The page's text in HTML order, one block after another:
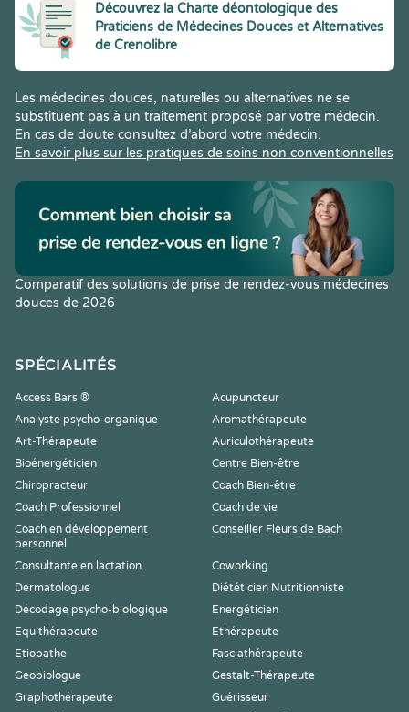
Découvrez la Charte déontologique des
Praticiens de Médecines Douces et Alternatives
de Crenolibre
Les médecines douces, naturelles ou alternatives ne se
substituent pas à un traitement proposé par votre médecin.
En cas de doute consultez d’abord votre médecin.
En savoir plus sur les pratiques de soins non conventionnelles
Comparatif des solutions de prise de rendez-vous médecines
douces de 2026
SPÉCIALITÉS
Access Bars ®
Acupuncteur
Analyste psycho-organique
Aromathérapeute
Art-Thérapeute
Auriculothérapeute
Bioénergéticien
Centre Bien-être
Chiropracteur
Coach Bien-être
Coach Professionnel
Coach de vie
Coach en développement
personnel
Conseiller Fleurs de Bach
Consultante en lactation
Coworking
Dermatologue
Diététicien Nutritionniste
Décodage psycho-biologique
Energéticien
Equithérapeute
Ethérapeute
Etiopathe
Fasciathérapeute
Geobiologue
Gestalt-Thérapeute
Graphothérapeute
Guérisseur